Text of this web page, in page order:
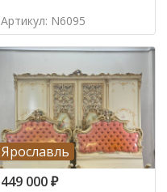
Артикул: N6095
Ярославль
449 000₽